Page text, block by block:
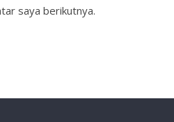
saya berikutnya.